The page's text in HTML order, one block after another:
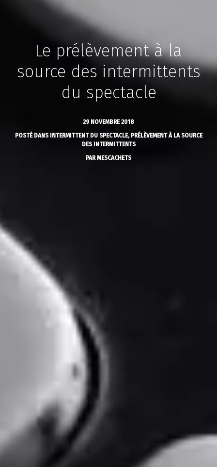
Le prélèvement à la
source des intermittents
du spectacle
29 NOVEMBRE 2018
POSTÉ DANS INTERMITTENT DU SPECTACLE, PRÉLÈVEMENT À LA SOURCE
DES INTERMITTENTS
PARMESCACHETS